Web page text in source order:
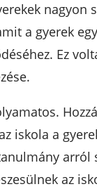
a gyerek
Ez
iskola a
arról
az